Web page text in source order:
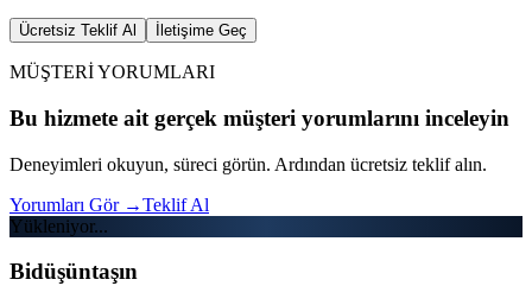
Ücretsiz Teklif Al İletişime Geç
MÜŞTERİ YORUMLARI
Bu hizmete ait gerçek müşteri yorumlarını inceleyin
Deneyimleri okuyun, süreci görün. Ardından ücretsiz teklif alın.
Yorumları Gör →Teklif Al
Yükleniyor...
Bidüşüntaşın